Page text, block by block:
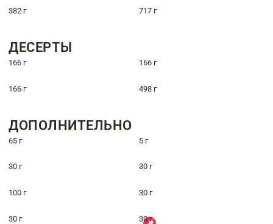
382 г 717 г
ДЕСЕРТЫ
166 г 166 г
166 г 498 г
ДОПОЛНИТЕЛЬНО
65 г 5 г
30 г 30 г
100 г 30 г
30 г 30 г